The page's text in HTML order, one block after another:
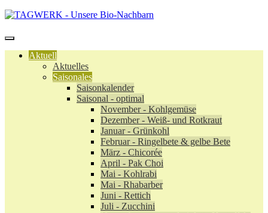
Aktuell
Aktuelles
Saisonales
Saisonkalender
Saisonal - optimal
November - Kohlgemüse
Dezember - Weiß- und Rotkraut
Januar - Grünkohl
Februar - Ringelbete & gelbe Bete
März - Chicorée
April - Pak Choi
Mai - Kohlrabi
Mai - Rhabarber
Juni - Rettich
Juli - Zucchini